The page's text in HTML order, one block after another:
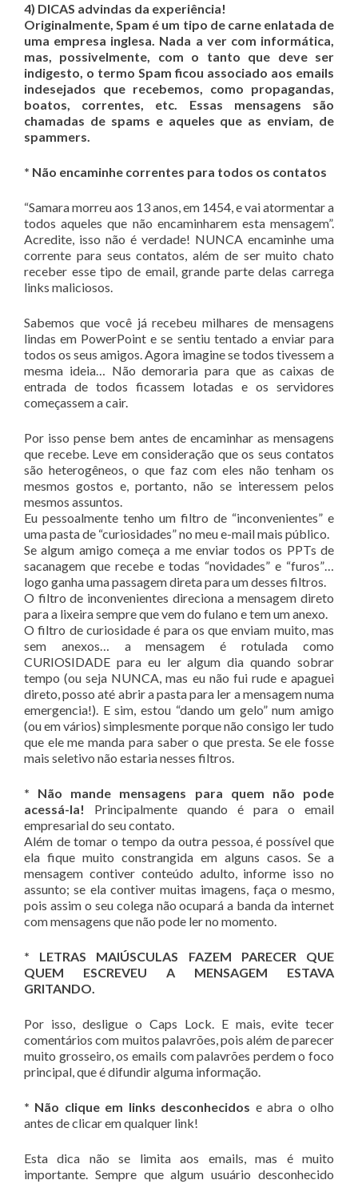
4) DICAS advindas da experiência!
Originalmente, Spam é um tipo de carne enlatada de
uma empresa inglesa. Nada a ver com informática,
mas, possivelmente, com o tanto que deve ser
indigesto, o termo Spam ficou associado aos emails
indesejados que recebemos, como propagandas,
boatos, correntes, etc. Essas mensagens são
chamadas de spams e aqueles que as enviam, de
spammers.
* Não encaminhe correntes para todos os contatos
“Samara morreu aos 13 anos, em 1454, e vai atormentar a
todos aqueles que não encaminharem esta mensagem”.
Acredite, isso não é verdade! NUNCA encaminhe uma
corrente para seus contatos, além de ser muito chato
receber esse tipo de email, grande parte delas carrega
links maliciosos.
Sabemos que você já recebeu milhares de mensagens
lindas em PowerPoint e se sentiu tentado a enviar para
todos os seus amigos. Agora imagine se todos tivessem a
mesma ideia… Não demoraria para que as caixas de
entrada de todos ficassem lotadas e os servidores
começassem a cair.
Por isso pense bem antes de encaminhar as mensagens
que recebe. Leve em consideração que os seus contatos
são heterogêneos, o que faz com eles não tenham os
mesmos gostos e, portanto, não se interessem pelos
mesmos assuntos.
Eu pessoalmente tenho um filtro de “inconvenientes” e
uma pasta de “curiosidades” no meu e-mail mais público.
Se algum amigo começa a me enviar todos os PPTs de
sacanagem que recebe e todas “novidades” e “furos”…
logo ganha uma passagem direta para um desses filtros.
O filtro de inconvenientes direciona a mensagem direto
para a lixeira sempre que vem do fulano e tem um anexo.
O filtro de curiosidade é para os que enviam muito, mas
sem anexos… a mensagem é rotulada como
CURIOSIDADE para eu ler algum dia quando sobrar
tempo (ou seja NUNCA, mas eu não fui rude e apaguei
direto, posso até abrir a pasta para ler a mensagem numa
emergencia!). E sim, estou “dando um gelo” num amigo
(ou em vários) simplesmente porque não consigo ler tudo
que ele me manda para saber o que presta. Se ele fosse
mais seletivo não estaria nesses filtros.
* Não mande mensagens para quem não pode
acessá-la! Principalmente quando é para o email
empresarial do seu contato.
Além de tomar o tempo da outra pessoa, é possível que
ela fique muito constrangida em alguns casos. Se a
mensagem contiver conteúdo adulto, informe isso no
assunto; se ela contiver muitas imagens, faça o mesmo,
pois assim o seu colega não ocupará a banda da internet
com mensagens que não pode ler no momento.
* LETRAS MAIÚSCULAS FAZEM PARECER QUE
QUEM ESCREVEU A MENSAGEM ESTAVA
GRITANDO.
Por isso, desligue o Caps Lock. E mais, evite tecer
comentários com muitos palavrões, pois além de parecer
muito grosseiro, os emails com palavrões perdem o foco
principal, que é difundir alguma informação.
* Não clique em links desconhecidos e abra o olho
antes de clicar em qualquer link!
Esta dica não se limita aos emails, mas é muito
importante. Sempre que algum usuário desconhecido